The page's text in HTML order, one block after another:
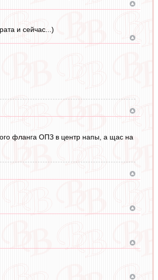
и сейчас...)
фланга ОПЗ в центр напы, а щас на